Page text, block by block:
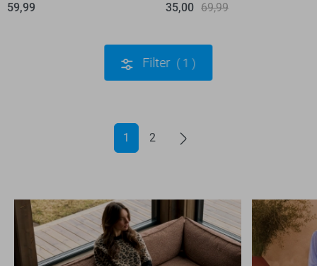
59,99
35,00 69,99
Filter 1
1 2